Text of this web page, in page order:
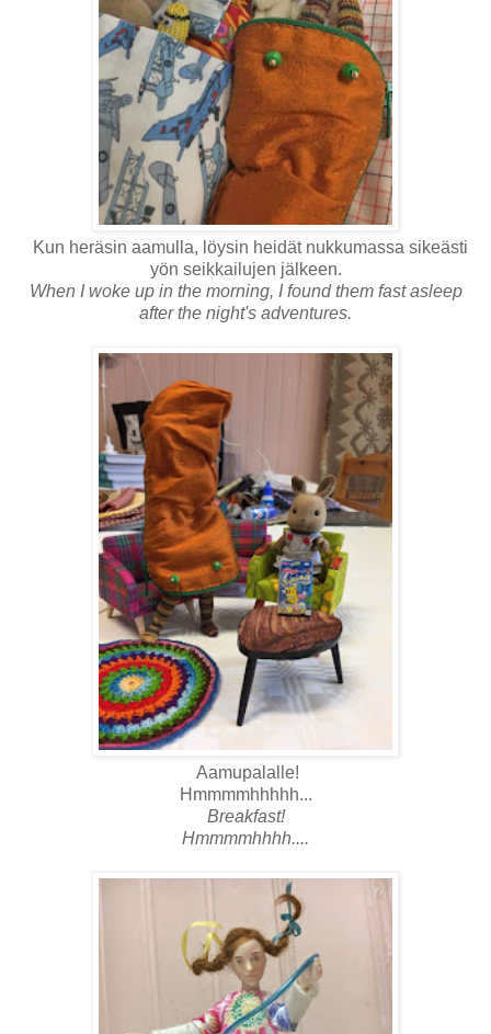
Kun heräsin aamulla, löysin heidät nukkumassa sikeästi
yön seikkailujen jälkeen.
When I woke up in the morning, I found them fast asleep
after the night's adventures.
Aamupalalle!
Hmmmmhhhhh...
Breakfast!
Hmmmmhhhh....